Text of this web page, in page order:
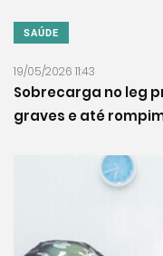
SAÚDE
19/05/2026 11:43
Sobrecarga no leg
graves e até